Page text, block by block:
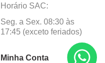
Horário SAC:
Seg. a Sex. 08:30 às
17:45 (exceto feriados)
Minha Conta